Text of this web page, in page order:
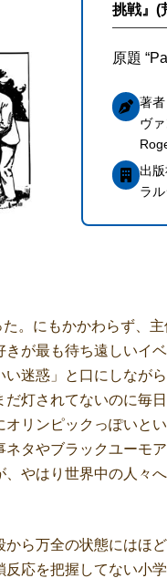
挑戦』(
原題
著
ヴ
出版
ラ
。にもかかわらず、
が最も待ち遠しいイ
迷惑」と口にしなが
灯されてないのに毎
リンピックっぽいと
タやブラックユーモ
やはり世界中の人々
ら万全の状態にはほ
応を把握してない小